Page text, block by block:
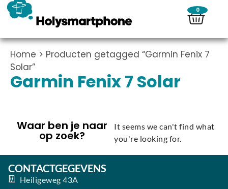
0
Home > Producten getagged “Garmin Fenix 7
Solar”
Garmin Fenix 7 Solar
Waar ben je naar
op zoek?
It seems we can't find what
you're looking for.
CONTACTGEGEVENS
Heiligeweg 43A